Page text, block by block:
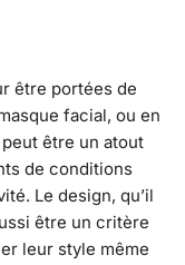
être portées de
facial, ou en
être un atout
de conditions
Le design, qu’il
être un critère
leur style même